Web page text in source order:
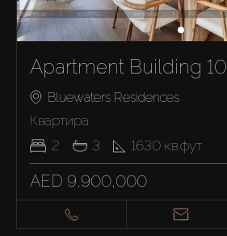
Apartment Building 10
Bluewaters Residences
Квартира
2
3 1630 кв.фут
AED 9,900,000